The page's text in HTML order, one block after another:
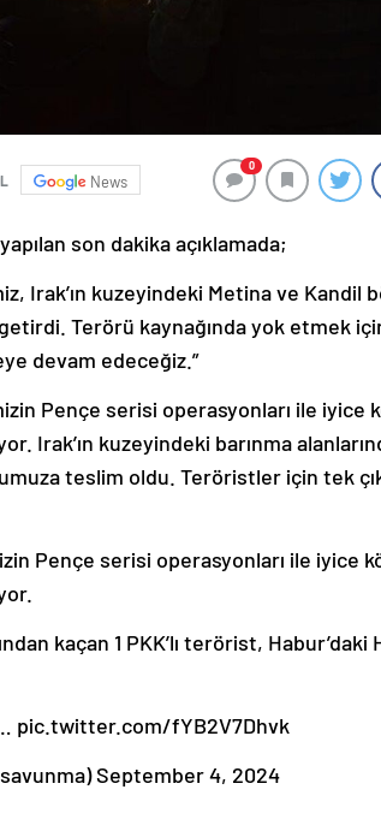
News
0
son dakika açıklamada;
Irak’ın kuzeyindeki Metina ve
Terörü kaynağında yok etmek
devam edeceğiz.”
Pençe serisi operasyonları ile iyice
Irak’ın kuzeyindeki barınma
teslim oldu. Teröristler için tek
Pençe serisi operasyonları ile iyice
kaçan 1 PKK’lı terörist, Habur’daki
pic.twitter.com/fYB2V7Dhvk
September 4, 2024